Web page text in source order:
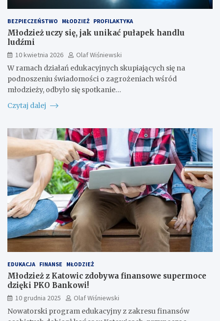
BEZPIECZEŃSTWO MŁODZIEŻ PROFILAKTYKA
Młodzież uczy się, jak unikać pułapek handlu
ludźmi
10 kwietnia 2026
Olaf Wiśniewski
W ramach działań edukacyjnych skupiających się na
podnoszeniu świadomości o zagrożeniach wśród
młodzieży, odbyło się spotkanie…
Czytaj dalej
EDUKACJA FINANSE MŁODZIEŻ
Młodzież z Katowic zdobywa finansowe supermoce
dzięki PKO Bankowi!
10 grudnia 2025
Olaf Wiśniewski
Nowatorski program edukacyjny z zakresu finansów